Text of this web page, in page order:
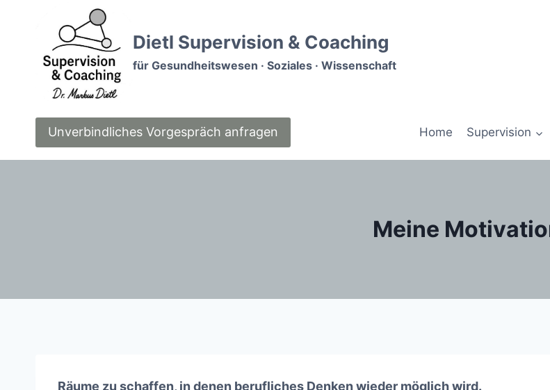
Dietl Supervision & Coaching
für Gesundheitswesen · Soziales · Wissenschaft
Unverbindliches Vorgespräch anfragen Home Supervision
Meine
Räume zu schaffen, in denen berufliches Denken wieder möglich wird.